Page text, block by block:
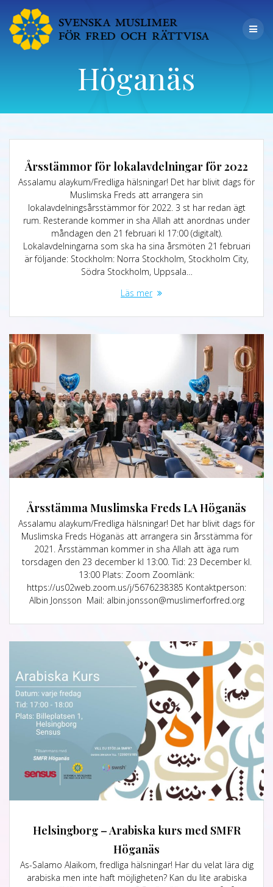
Höganäs
Årsstämmor för lokalavdelningar för 2022
Assalamu alaykum/Fredliga hälsningar! Det har blivit dags för
Muslimska Freds att arrangera sin
lokalavdelningsårsstämmor för 2022. 3 st har redan ägt
rum. Resterande kommer in sha Allah att anordnas under
måndagen den 21 februari kl 17:00 (digitalt).
Lokalavdelningarna som ska ha sina årsmöten 21 februari
är följande: Stockholm: Norra Stockholm, Stockholm City,
Södra Stockholm, Uppsala…
Läs mer
Årsstämma Muslimska Freds LA Höganäs
Assalamu alaykum/Fredliga hälsningar! Det har blivit dags för
Muslimska Freds Höganäs att arrangera sin årsstämma för
2021. Årsstämman kommer in sha Allah att äga rum
torsdagen den 23 december kl 13:00. Tid: 23 December kl.
13:00 Plats: Zoom Zoomlänk:
https://us02web.zoom.us/j/5676238385 Kontaktperson:
Albin Jonsson Mail: albin.jonsson@muslimerforfred.org
Helsingborg – Arabiska kurs med SMFR
Höganäs
As-Salamo Alaikom, fredliga hälsningar! Har du velat lära dig
arabiska men inte haft möjligheten? Kan du lite arabiska